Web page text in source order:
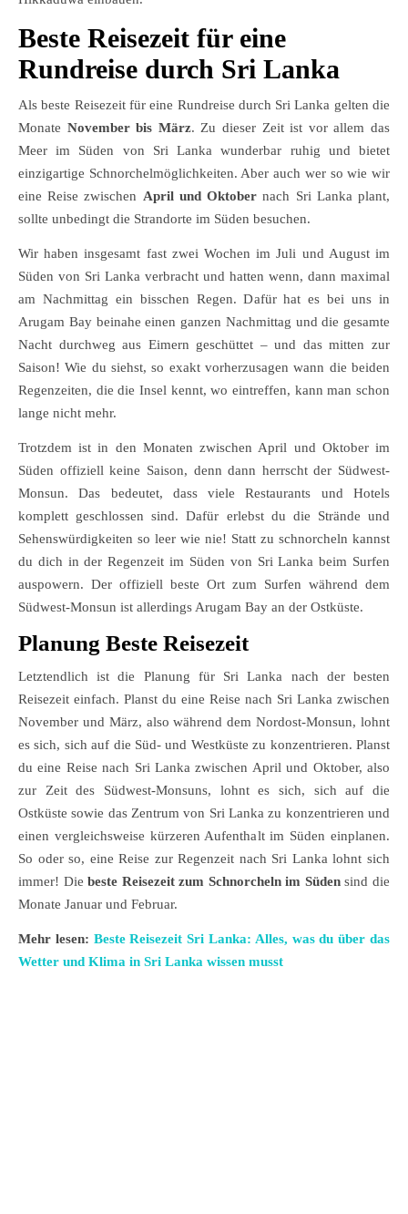
Beste Reisezeit für eine
Rundreise durch Sri Lanka
Als beste Reisezeit für eine Rundreise durch Sri Lanka gelten die
Monate November bis März. Zu dieser Zeit ist vor allem das
Meer im Süden von Sri Lanka wunderbar ruhig und bietet
einzigartige Schnorchelmöglichkeiten. Aber auch wer so wie wir
eine Reise zwischen April und Oktober nach Sri Lanka plant,
sollte unbedingt die Strandorte im Süden besuchen.
Wir haben insgesamt fast zwei Wochen im Juli und August im
Süden von Sri Lanka verbracht und hatten wenn, dann maximal
am Nachmittag ein bisschen Regen. Dafür hat es bei uns in
Arugam Bay beinahe einen ganzen Nachmittag und die gesamte
Nacht durchweg aus Eimern geschüttet – und das mitten zur
Saison! Wie du siehst, so exakt vorherzusagen wann die beiden
Regenzeiten, die die Insel kennt, wo eintreffen, kann man schon
lange nicht mehr.
Trotzdem ist in den Monaten zwischen April und Oktober im
Süden offiziell keine Saison, denn dann herrscht der Südwest-
Monsun. Das bedeutet, dass viele Restaurants und Hotels
komplett geschlossen sind. Dafür erlebst du die Strände und
Sehenswürdigkeiten so leer wie nie! Statt zu schnorcheln kannst
du dich in der Regenzeit im Süden von Sri Lanka beim Surfen
auspowern. Der offiziell beste Ort zum Surfen während dem
Südwest-Monsun ist allerdings Arugam Bay an der Ostküste.
Planung Beste Reisezeit
Letztendlich ist die Planung für Sri Lanka nach der besten
Reisezeit einfach. Planst du eine Reise nach Sri Lanka zwischen
November und März, also während dem Nordost-Monsun, lohnt
es sich, sich auf die Süd- und Westküste zu konzentrieren. Planst
du eine Reise nach Sri Lanka zwischen April und Oktober, also
zur Zeit des Südwest-Monsuns, lohnt es sich, sich auf die
Ostküste sowie das Zentrum von Sri Lanka zu konzentrieren und
einen vergleichsweise kürzeren Aufenthalt im Süden einplanen.
So oder so, eine Reise zur Regenzeit nach Sri Lanka lohnt sich
immer! Diebeste Reisezeit zum Schnorcheln im Südensind die
Monate Januar und Februar.
Mehr lesen: Beste Reisezeit Sri Lanka: Alles, was du über das
Wetter und Klima in Sri Lanka wissen musst